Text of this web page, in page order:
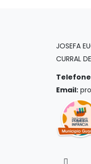
JOSEFA
CURRAL
Email: